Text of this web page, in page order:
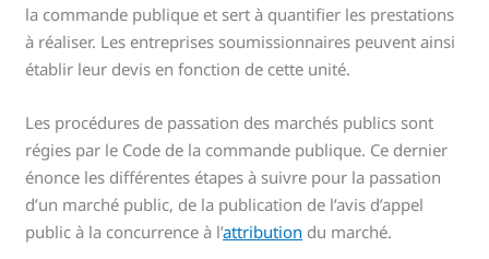
la commande publique et sert à quantifier les prestations
à réaliser. Les entreprises soumissionnaires peuvent ainsi
établir leur devis en fonction de cette unité.
Les procédures de passation des marchés publics sont
régies par le Code de la commande publique. Ce dernier
énonce les différentes étapes à suivre pour la passation
d’un marché public, de la publication de l’avis d’appel
public à la concurrence à l’attribution du marché.